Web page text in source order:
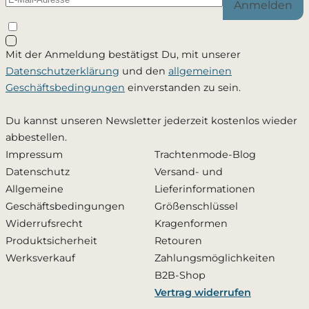
Ja, ich möchte - jederzeit widerruflich - per Mail
informiert werden, sobald dieses Produkt wieder
verfügbar ist. Meine Mailadresse wird ausschließlich
weitergegeben. DieDatenschutzerklärunghabe ich
zur Kenntnis genommen.
Rabatt erhalten
Benachrichtigung aktivieren
Anmelden
Mit der Anmeldung bestätigst Du, mit unserer
Datenschutzerklärung und den allgemeinen
Geschäftsbedingungen einverstanden zu sein.
Du kannst unseren Newsletter jederzeit kostenlos wieder
abbestellen.
Impressum
Datenschutz
Allgemeine
Geschäftsbedingungen
Widerrufsrecht
Produktsicherheit
Werksverkauf
Trachtenmode-Blog
Versand- und
Lieferinformationen
Größenschlüssel
Kragenformen
Retouren
Zahlungsmöglichkeiten
B2B-Shop
Vertrag widerrufen